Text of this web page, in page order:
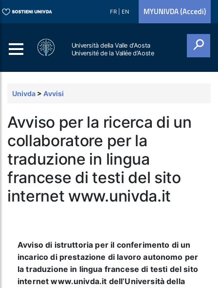
FR EN MYUNIVDA (Accedi)
Università della Valle d'Aosta
Université de la Vallée d'Aoste
Univda > Avvisi
Avviso per la ricerca di un
collaboratore per la
traduzione in lingua
francese di testi del sito
internet www.univda.it
Avviso di istruttoria per il conferimento di un
incarico di prestazione di lavoro autonomo per
la traduzione in lingua francese di testi del sito
internet www.univda.it dell’Università della